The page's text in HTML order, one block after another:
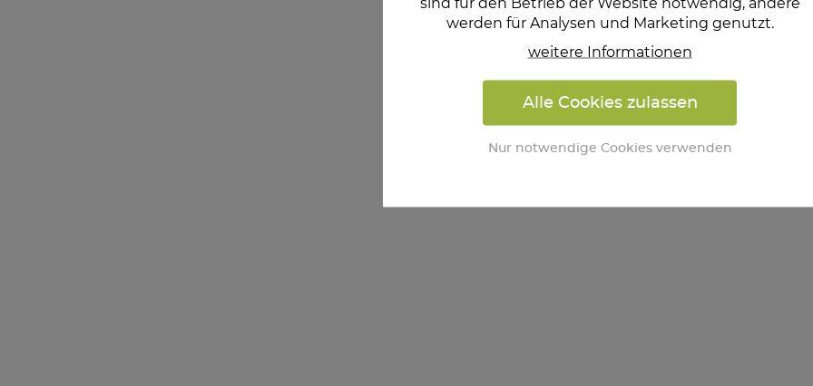
sind für den Betrieb der Website notwendig, andere
werden für Analysen und Marketing genutzt.
weitere Informationen
Alle Cookies zulassen
Nur notwendige Cookies verwenden